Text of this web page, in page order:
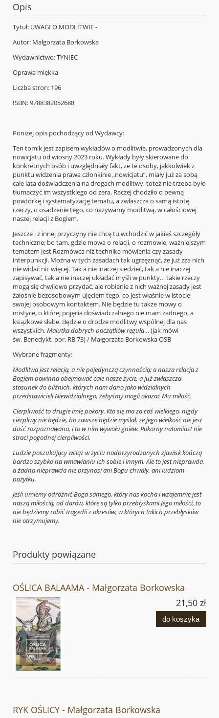
Opis
Tytuł: UWAGI O MODLITWIE -
Autor: Małgorzata Borkowska
Wydawnictwo: TYNIEC
Oprawa miękka
Liczba stron: 196
ISBN: 9788382052688
Poniżej opis pochodzący od Wydawcy:
Ten tomik jest zapisem wykładów o modlitwie, prowadzonych dla
nowicjatu od wiosny 2023 roku. Wykłady były skierowane do
konkretnych osób i uwzględniały fakt, że te osoby, jakkolwiek z
punktu widzenia prawa członkinie „nowicjatu”, miały już za sobą
całe lata doświadczenia na drogach modlitwy, toteż nie trzeba było
tłumaczyć im wszystkiego od zera. Raczej chodziło o pewną
powtórkę i systematyzację tematu, a zwłaszcza o samą istotę
rzeczy, o osadzenie tego, co nazywamy modlitwą, w całościowej
naszej relacji z Bogiem.
Jeszcze i z innej przyczyny nie chcę tu wchodzić w jakieś szczegóły
techniczne; bo tam, gdzie mowa o relacji, o rozmowie, ważniejszym
tematem jest Rozmówca niż technika mówienia czy zasady
interpunkcji. Można w tych zasadach tak ugrzęznąć, że już zza nich
nie widać nic więcej. Tak a nie inaczej siedzieć, tak a nie inaczej
zapisywać, tak a nie inaczej układać myśli w punkty… takie rzeczy
mogą się chwilowo przydać, ale robienie z nich ważnej zasady jest
żałośnie bezosobowym ujęciem tego, co jest właśnie w istocie
swojej osobowym kontaktem. Nie będzie tu także mowy o
mistyce, o której pojęcia doświadczalnego nie mam żadnego, a
książkowe słabe. Będzie o drodze modlitwy wspólnej dla nas
wszystkich.Malutka dobrych początków reguła… (jak mówi
św. Benedykt, por. RB 73) / Małgorzata Borkowska OSB
Wybrane fragmenty:
Modlitwa jest relacją, a nie pojedynczą czynnością; a nasza relacja z
Bogiem powinna obejmować całe nasze życie, a już zwłaszcza
stosunek do bliźnich, których nam dano jako widzialnych
przedstawicieli Niewidzialnego, żebyśmy mogli okazać Mu miłość.
Cierpliwość to drugie imię pokory. Kto się ma za coś wielkiego, nigdy
cierpliwy nie będzie, bo zawsze będzie myślał, że jego wielkość nie jest
dość rozpoznawana, i to w nim wywoła gniew. Pokorny natomiast nie
straci pogodnej cierpliwości.
Ludzie poszukujący wciąż w życiu nadprzyrodzonych zjawisk kończą
bardzo szybko na wmawianiu ich sobie i innym. Ale to jest nieprawda,
a żadna nieprawda nie przynosi ani Bogu chwały, ani ludziom
pożytku.
Jeśli umiemy odróżnić Boga samego, który nas kocha i wzajemnie jest
naszą miłością, od darów, które są tylko przebłyskami Jego miłości, to
nie będziemy robić tragedii z okresów, w których takich przebłysków
nie otrzymujemy.
Produkty powiązane
OŚLICA BALAAMA - Małgorzata Borkowska
21,50 zł
do koszyka
RYK OŚLICY - Małgorzata Borkowska